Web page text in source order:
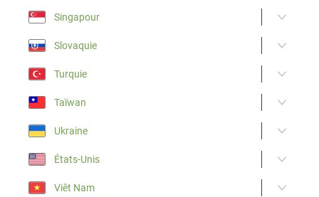
Singapour
Slovaquie
Turquie
Taïwan
Ukraine
États-Unis
Viêt Nam